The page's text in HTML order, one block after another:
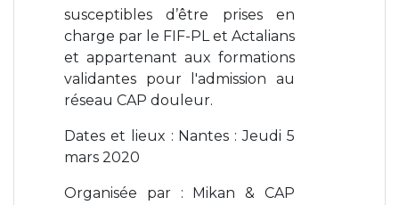
susceptibles d’être prises en
charge par le FIF-PL et Actalians
et appartenant aux formations
validantes pour l'admission au
réseau CAP douleur.
Dates et lieux : Nantes : Jeudi 5
mars 2020
Organisée par : Mikan & CAP